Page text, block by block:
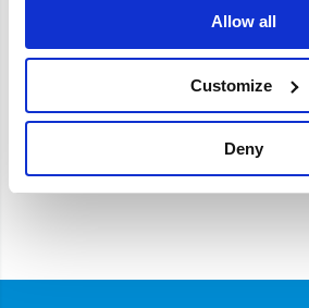
Allow all
Customize
Deny